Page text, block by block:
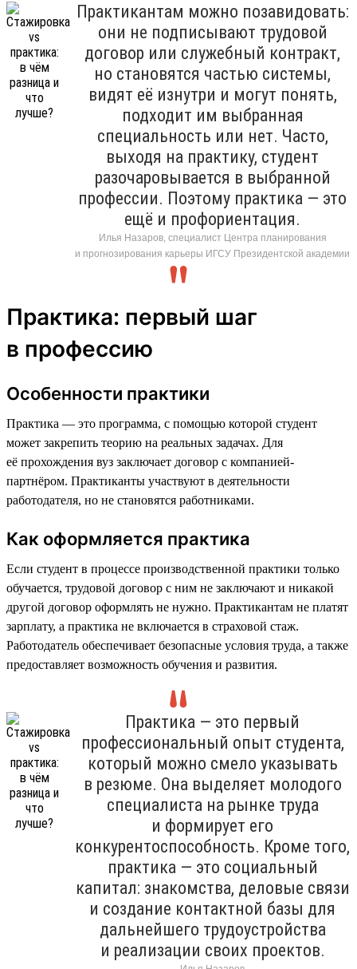
Практикантам можно позавидовать:
они не подписывают трудовой
договор или служебный контракт,
но становятся частью системы,
видят её изнутри и могут понять,
подходит им выбранная
специальность или нет. Часто,
выходя на практику, студент
разочаровывается в выбранной
профессии. Поэтому практика — это
ещё и профориентация.
Илья Назаров, специалист Центра планирования
и прогнозирования карьеры ИГСУ Президентской академии
Практика: первый шаг
в профессию
Особенности практики
Практика — это программа, с помощью которой студент
может закрепить теорию на реальных задачах. Для
её прохождения вуз заключает договор с компанией-
партнёром. Практиканты участвуют в деятельности
работодателя, но не становятся работниками.
Как оформляется практика
Если студент в процессе производственной практики только
обучается, трудовой договор с ним не заключают и никакой
другой договор оформлять не нужно. Практикантам не платят
зарплату, а практика не включается в страховой стаж.
Работодатель обеспечивает безопасные условия труда, а также
предоставляет возможность обучения и развития.
Практика — это первый
профессиональный опыт студента,
который можно смело указывать
в резюме. Она выделяет молодого
специалиста на рынке труда
и формирует его
конкурентоспособность. Кроме того,
практика — это социальный
капитал: знакомства, деловые связи
и создание контактной базы для
дальнейшего трудоустройства
и реализации своих проектов.